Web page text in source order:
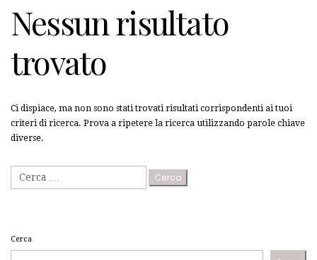
Nessun risultato
trovato
Ci dispiace, ma non sono stati trovati risultati corrispondenti ai tuoi
criteri di ricerca. Prova a ripetere la ricerca utilizzando parole chiave
diverse.
Ricerca
Cerca